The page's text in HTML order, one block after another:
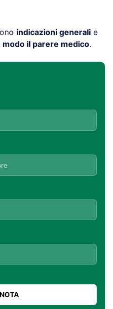
indicazioni generali e
il parere medico.